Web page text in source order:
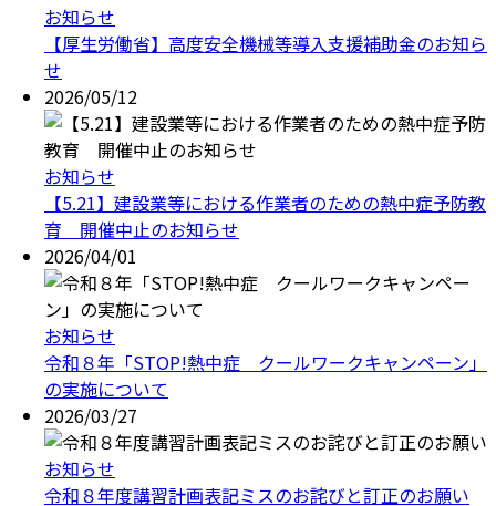
お知らせ
【厚生労働省】高度安全機械等導入支援補助金のお知ら
せ
2026/05/12
お知らせ
【5.21】建設業等における作業者のための熱中症予防教
育 開催中止のお知らせ
2026/04/01
お知らせ
令和８年「STOP!熱中症 クールワークキャンペーン」
の実施について
2026/03/27
お知らせ
令和８年度講習計画表記ミスのお詫びと訂正のお願い